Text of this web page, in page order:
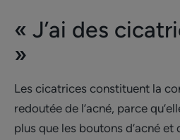
« J’ai des
»
Les cicatrices constituent la
redoutée de l’acné, parce
plus que les boutons d’acné et